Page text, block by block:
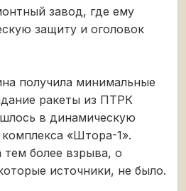
завод, где ему
защиту и оголовок
получила минимальные
ракеты из ПТРК
в динамическую
«Штора-1».
более взрыва, о
источники, не было.